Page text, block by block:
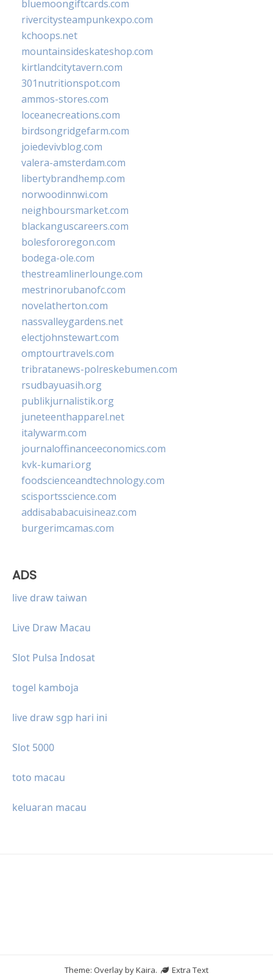
bluemoongiftcards.com
rivercitysteampunkexpo.com
kchoops.net
mountainsideskateshop.com
kirtlandcitytavern.com
301nutritionspot.com
ammos-stores.com
loceanecreations.com
birdsongridgefarm.com
joiedevivblog.com
valera-amsterdam.com
libertybrandhemp.com
norwoodinnwi.com
neighboursmarket.com
blackanguscareers.com
bolesfororegon.com
bodega-ole.com
thestreamlinerlounge.com
mestrinorubanofc.com
novelatherton.com
nassvalleygardens.net
electjohnstewart.com
omptourtravels.com
tribratanews-polreskebumen.com
rsudbayuasih.org
publikjurnalistik.org
juneteenthapparel.net
italywarm.com
journaloffinanceeconomics.com
kvk-kumari.org
foodscienceandtechnology.com
scisportsscience.com
addisababacuisineaz.com
burgerimcamas.com
ADS
live draw taiwan
Live Draw Macau
Slot Pulsa Indosat
togel kamboja
live draw sgp hari ini
Slot 5000
toto macau
keluaran macau
Theme: Overlay byKaira. Extra Text